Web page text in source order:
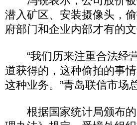
潜入矿区、安装摄像头，
府部门和企业内部才有的
“我们历来注重合法经
道获得的，这种偷拍的事
这种业务。”青岛联信市场
根据国家统计局颁布的